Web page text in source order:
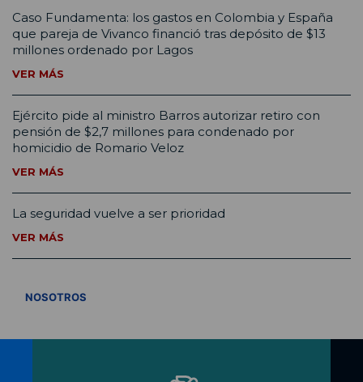
Caso Fundamenta: los gastos en Colombia y España
que pareja de Vivanco financió tras depósito de $13
millones ordenado por Lagos
VER MÁS
Ejército pide al ministro Barros autorizar retiro con
pensión de $2,7 millones para condenado por
homicidio de Romario Veloz
VER MÁS
La seguridad vuelve a ser prioridad
VER MÁS
NOSOTROS